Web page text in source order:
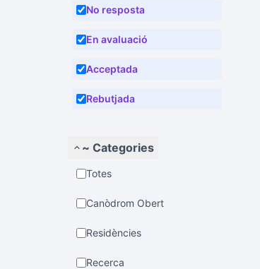
No resposta
En avaluació
Acceptada
Rebutjada
~ Categories
Totes
Canòdrom Obert
Residències
Recerca